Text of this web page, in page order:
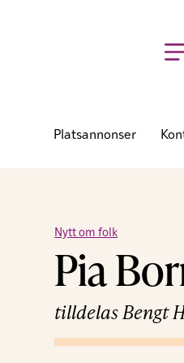
Platsannonser
Nytt om folk
Pia
tilldelas Bengt